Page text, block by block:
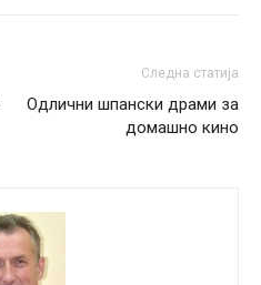
Следна статија
Одлични шпански драми за
домашно кино